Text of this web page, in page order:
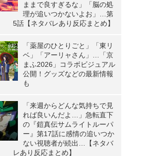
ままで良すぎるな」「脳の処
理が追いつかないよお」…第
5話【ネタバレあり反応まとめ】
「薬屋のひとりごと」「東リ
ベ」「アーリャさん」…「京
まふ2026」コラボビジュアル
公開！グッズなどの最新情報
も
「来週からどんな気持ちで見
れば良いんだよ…」急転直下
の『鎧真伝サムライトルーパ
ー』第17話に感情の追いつか
ない視聴者が続出…【ネタバ
レあり反応まとめ】